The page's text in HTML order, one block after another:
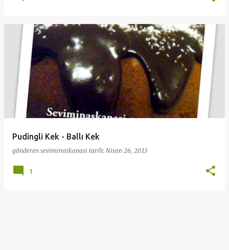
Pudingli Kek - Ballı Kek
gönderen seviminaskanasi tarih: Nisan 26, 2013
1